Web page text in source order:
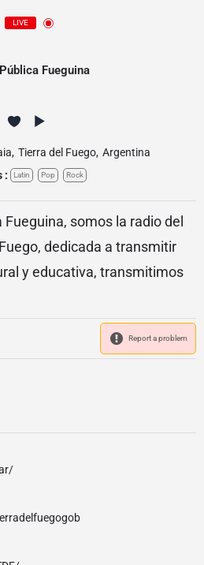
LIVE
Fueguina
, Tierra del Fuego, Argentina
:
Latin Pop Rock
somos la radio del
dedicada a transmitir
y educativa, transmitimos
Report a problem